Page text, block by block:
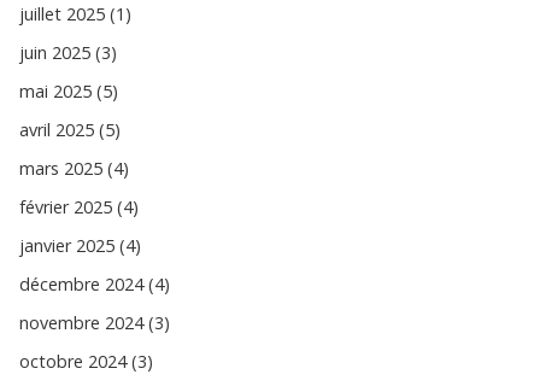
juillet 2025 (1)
juin 2025 (3)
mai 2025 (5)
avril 2025 (5)
mars 2025 (4)
février 2025 (4)
janvier 2025 (4)
décembre 2024 (4)
novembre 2024 (3)
octobre 2024 (3)